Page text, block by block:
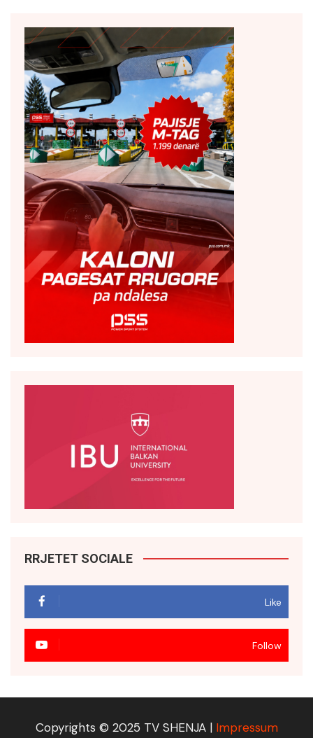
RRJETET SOCIALE
Like
Follow
Copyrights © 2025 TV SHENJA | Impressum